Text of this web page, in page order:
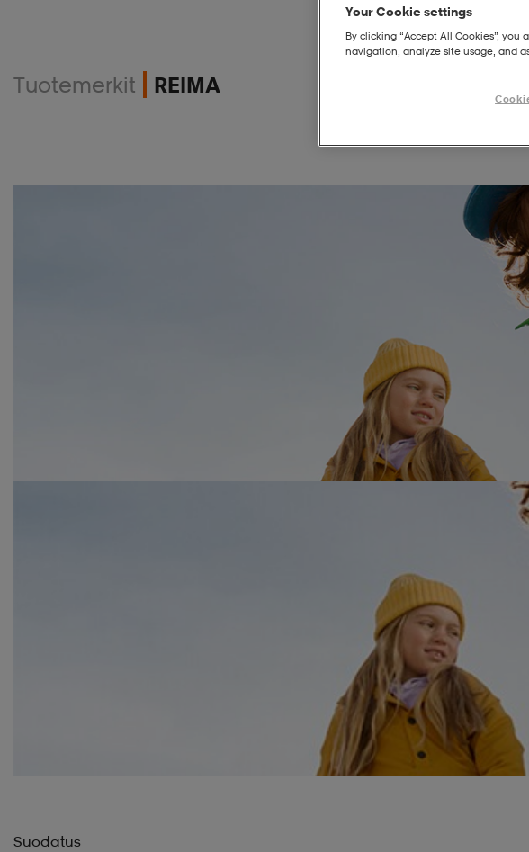
Tuotemerkit REIMA
Suodatus
Your Cookie settings
By clicking “Accept All Cookies”,
navigation, analyze site usage, and